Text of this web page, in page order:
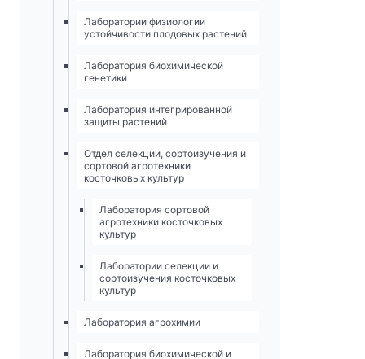
Лаборатории физиологии
устойчивости плодовых растений
Лаборатория биохимической
генетики
Лаборатория интегрированной
защиты растений
Отдел селекции, сортоизучения и
сортовой агротехники
косточковых культур
Лаборатория сортовой
агротехники косточковых
культур
Лаборатории селекции и
сортоизучения косточковых
культур
Лаборатория агрохимии
Лаборатория биохимической и